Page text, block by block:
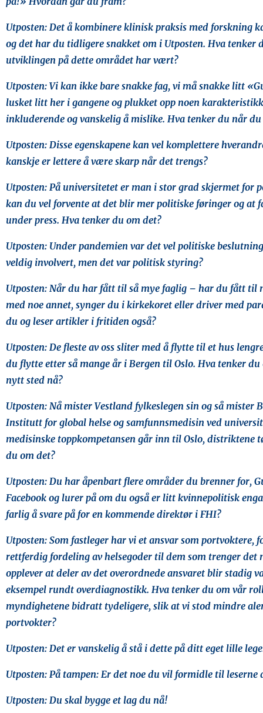
Utposten: Det å kombinere klinisk praksis med forskning
og det har du tidligere snakket om i Utposten. Hva tenker
utviklingen på dette området har vært?
Utposten: Vi kan ikke bare snakke fag, vi må snakke litt
lusket litt her i gangene og plukket opp noen
inkluderende og vanskelig å mislike. Hva tenker du når
Utposten: Disse egenskapene kan vel komplettere
kanskje er lettere å være skarp når det trengs?
Utposten: På universitetet er man i stor grad skjermet for
kan du vel forvente at det blir mer politiske føringer og at
under press. Hva tenker du om det?
Utposten: Under pandemien var det vel politiske
veldig involvert, men det var politisk styring?
Utposten: Når du har fått til så mye faglig – har du fått til
med noe annet, synger du i kirkekoret eller driver med
du og leser artikler i fritiden også?
Utposten: De fleste av oss sliter med å flytte til et hus
du flytte etter så mange år i Bergen til Oslo. Hva tenker
nytt sted nå?
Utposten: Nå mister Vestland fylkeslegen sin og så mister
Institutt for global helse og samfunnsmedisin ved
medisinske toppkompetansen går inn til Oslo, distriktene
du om det?
Utposten: Du har åpenbart flere områder du brenner for,
Facebook og lurer på om du også er litt kvinnepolitisk
farlig å svare på for en kommende direktør i FHI?
Utposten: Som fastleger har vi et ansvar som portvoktere,
rettferdig fordeling av helsegoder til dem som trenger det
opplever at deler av det overordnede ansvaret blir stadig
eksempel rundt overdiagnostikk. Hva tenker du om vår
myndighetene bidratt tydeligere, slik at vi stod mindre
portvokter?
Utposten: Det er vanskelig å stå i dette på ditt eget lille
Utposten: På tampen: Er det noe du vil formidle til leserne
Utposten: Du skal bygge et lag du nå!